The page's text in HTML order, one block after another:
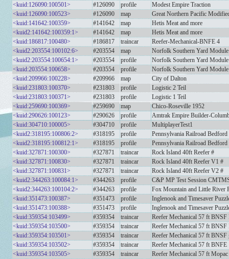
<kuid:126090:100501>
#126090 profile
Modest Empire Traction
<kuid:126090:100523>
#126090 map
Great Northern Pacific
<kuid:141642:100359>
#141642 map
Hetis Meat and more
<kuid2:141642:100359:1>
#141642 map
Hetis Meat and more
<kuid:186817:100480>
#186817 traincar
Reefer-Mechanical-BNFE 4
<kuid2:203554:100102:6>
#203554 map
Norfolk Southern Yard Module
<kuid2:203554:100654:1>
#203554 profile
Norfolk Southern Yard
<kuid:203554:100658>
#203554 profile
Norfolk Southern Yard
<kuid:209966:100228>
#209966 map
City of Dalton
<kuid:231803:100370>
#231803 profile
Logistic 2 Teil
<kuid:231803:100371>
#231803 profile
Logistic 1 Teil
<kuid:259690:100369>
#259690 map
Chico-Roseville 1952
<kuid:290626:100123>
#290626 profile
Amtrak Empire Builder-
<kuid:304710:100005>
#304710 profile
MultiplayerTest1
<kuid2:318195:100806:2>
#318195 profile
Pennsylvania Railroad
<kuid2:318195:100812:1>
#318195 profile
Pennsylvania Railroad
<kuid:327871:100300>
#327871 traincar
Rock Island 40ft Reefer #
<kuid:327871:100830>
#327871 traincar
Rock Island 40ft Reefer V1 #
<kuid:327871:100831>
#327871 traincar
Rock Island 40ft Reefer V2 #
<kuid2:344263:100084:1>
#344263 profile
C&P MP Test Session
<kuid2:344263:100104:2>
#344263 profile
Fox Mountain and Little River
<kuid:351473:100387>
#351473 profile
Inglenook and Timesaver
<kuid:351473:100388>
#351473 profile
Inglenook and Timesaver
<kuid:359354:103499>
#359354 traincar
Reefer Mechanical 57 ft BNSF
<kuid:359354:103500>
#359354 traincar
Reefer Mechanical 57 ft BNSF
<kuid:359354:103501>
#359354 traincar
Reefer Mechanical 57 ft BNSF
<kuid:359354:103502>
#359354 traincar
Reefer Mechanical 57 ft BNFE
<kuid:359354:103505>
#359354 traincar
Reefer Mechanical 57 ft Mopac